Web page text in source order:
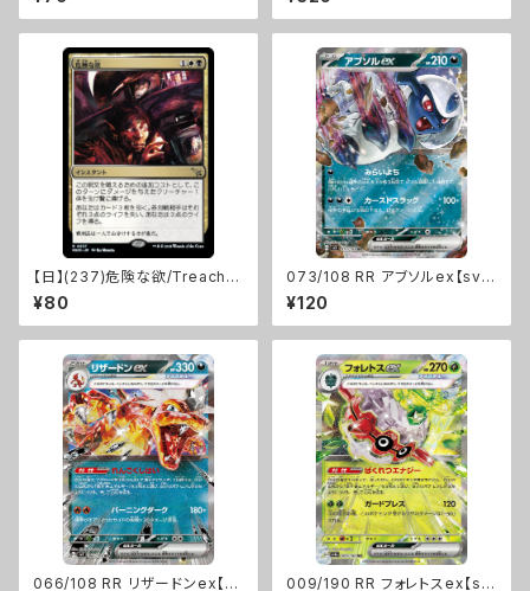
[MID]
【日】(237)危険な欲/Treacher
ous Greed [MKM]
¥80
073/108 RR アブソルex【sv
3】Gレギュ
¥120
066/108 RR リザードンex【sv 009/190 RR フォレトスex【sv